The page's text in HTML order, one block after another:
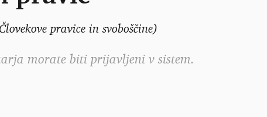
pravice in svoboščine)
morate biti prijavljeni v sistem.